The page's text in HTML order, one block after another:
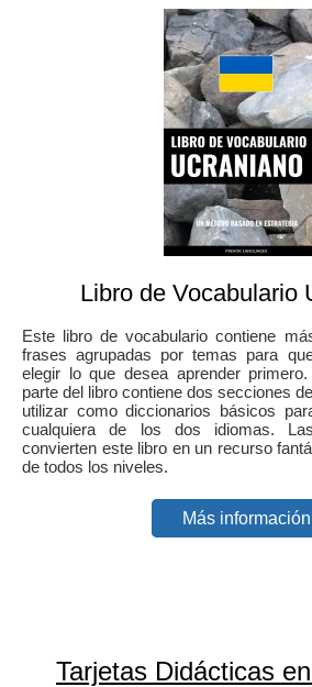
Libro de Vocabulario
Este libro de vocabulario contiene
frases agrupadas por temas para
elegir lo que desea aprender
parte del libro contiene dos secciones
utilizar como diccionarios básicos
cualquiera de los dos idiomas.
convierten este libro en un recurso
de todos los niveles.
Más información
Tarjetas Didácticas